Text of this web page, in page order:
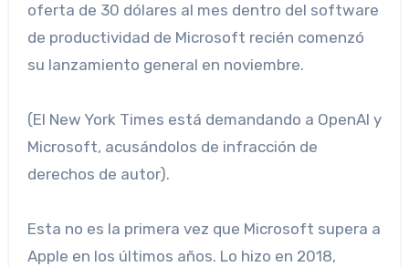
oferta de 30 dólares al mes dentro del software
de productividad de Microsoft recién comenzó
su lanzamiento general en noviembre.
(El New York Times está demandando a OpenAI y
Microsoft, acusándolos de infracción de
derechos de autor).
Esta no es la primera vez que Microsoft supera a
Apple en los últimos años. Lo hizo en 2018,